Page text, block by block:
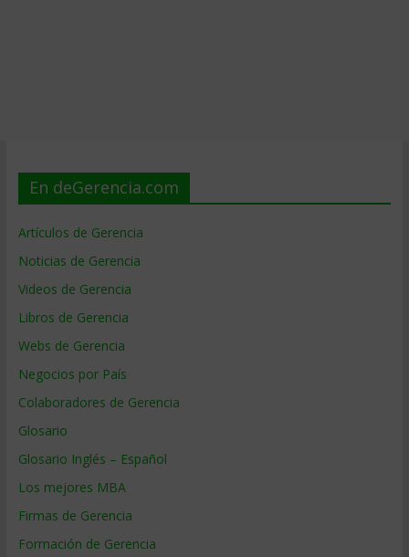
En deGerencia.com
Artículos de Gerencia
Noticias de Gerencia
Videos de Gerencia
Libros de Gerencia
Webs de Gerencia
Negocios por País
Colaboradores de Gerencia
Glosario
Glosario Inglés – Español
Los mejores MBA
Firmas de Gerencia
Formación de Gerencia